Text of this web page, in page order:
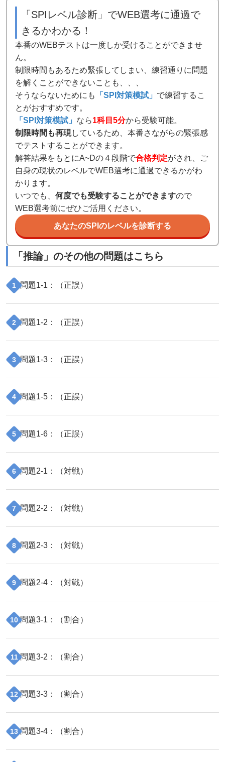
「SPIレベル診断」でWEB選考に通過で
きるかわかる！
本番のWEBテストは一度しか受けることができませ
ん。
制限時間もあるため緊張してしまい、練習通りに問題
を解くことができないことも、、、
そうならないためにも
「SPI対策模試」 で練習するこ
とがおすすめです。
「SPI対策模試」 なら1科目5分から受験可能。
制限時間も再現しているため、本番さながらの緊張感
でテストすることができます。
解答結果をもとにA~Dの４段階で合格判定がされ、ご
自身の現状のレベルでWEB選考に通過できるかがわ
かります。
いつでも、 何度でも受験することができますので
WEB選考前にぜひご活用ください。
あなたのSPIのレベルを診断する
「 推論」のその他の問題はこちら
1 問題1-1 ：（正誤）
2 問題1-2 ：（正誤）
3 問題1-3 ：（正誤）
4 問題1-5 ：（正誤）
5 問題1-6 ：（正誤）
6 問題2-1 ：（対戦）
7 問題2-2 ：（対戦）
8 問題2-3 ：（対戦）
9 問題2-4 ：（対戦）
10 問題3-1 ：（割合）
11 問題3-2 ：（割合）
12 問題3-3 ：（割合）
13 問題3-4 ：（割合）